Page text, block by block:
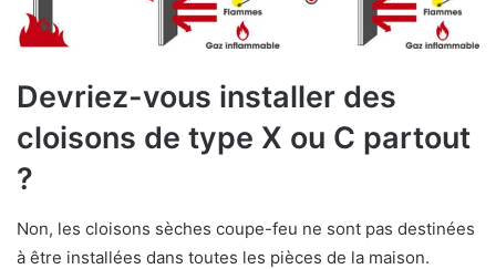
Devriez-vous installer des
cloisons de type X ou C partout
?
Non, les cloisons sèches coupe-feu ne sont pas destinées
à être installées dans toutes les pièces de la maison.